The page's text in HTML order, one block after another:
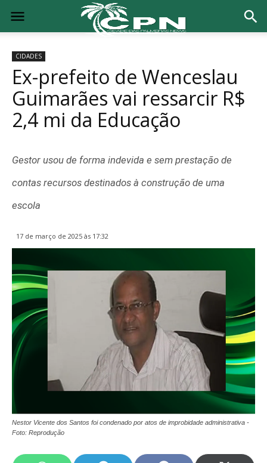
CIDADES
Ex-prefeito de Wenceslau
Guimarães vai ressarcir R$
2,4 mi da Educação
Gestor usou de forma indevida e sem prestação de
contas recursos destinados à construção de uma
escola
17 de março de 2025 às 17:32
Nestor Vicente dos Santos foi condenado por atos de improbidade administrativa -
Foto: Reprodução